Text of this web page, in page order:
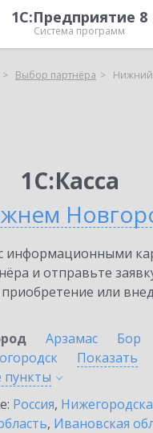
1С:Предприятие 8
Система программ
Выбор партнёра
1С:Касса
информационными
и отправьте
или
Арзамас
Бор
Показать
пункты
Россия,
, Ивановская